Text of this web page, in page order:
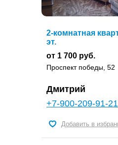
2-комнатная
эт.
от 1 700 руб.
Проспект победы, 52
Дмитрий
+7-900-209-91-21
Добавить в